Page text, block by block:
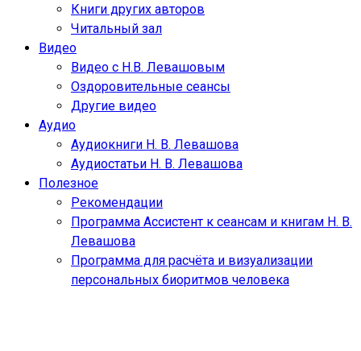
Книги других авторов
Читальный зал
Видео
Видео с Н.В. Левашовым
Оздоровительные сеансы
Другие видео
Аудио
Аудиокниги Н. В. Левашова
Аудиостатьи Н. В. Левашова
Полезное
Рекомендации
Программа Ассистент к сеансам и книгам Н. В.
Левашова
Программа для расчёта и визуализации
персональных биоритмов человека